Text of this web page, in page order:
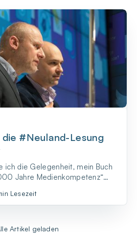
die #Neuland-Lesung
ich die Gelegenheit, mein Buch
Jahre Medienkompetenz“
fand im – zu meiner
Atrium von Microsoft Berlin
Lesezeit
Artikel geladen